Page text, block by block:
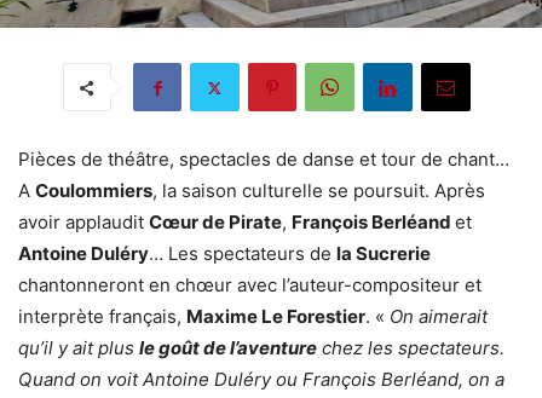
Pièces de théâtre, spectacles de danse et tour de chant…
A Coulommiers, la saison culturelle se poursuit. Après
avoir applaudit Cœur de Pirate, François Berléand et
Antoine Duléry… Les spectateurs de la Sucrerie
chantonneront en chœur avec l’auteur-compositeur et
interprète français, Maxime Le Forestier. « On aimerait
qu’il y ait plus le goût de l’aventure chez les spectateurs.
Quand on voit Antoine Duléry ou François Berléand, on a